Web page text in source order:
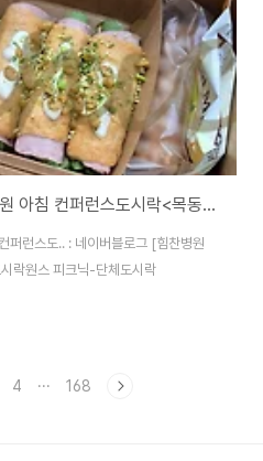
[힘찬병원 단체도시락]힘찬병원 아침 컨퍼런스도시락<목동도시락/단체도시락/도시락케이터링:원스피크닉>
퍼런스도.. : 네이버블로그 [힘찬병원
락원스 피크닉-단체도시락
4 ··· 168